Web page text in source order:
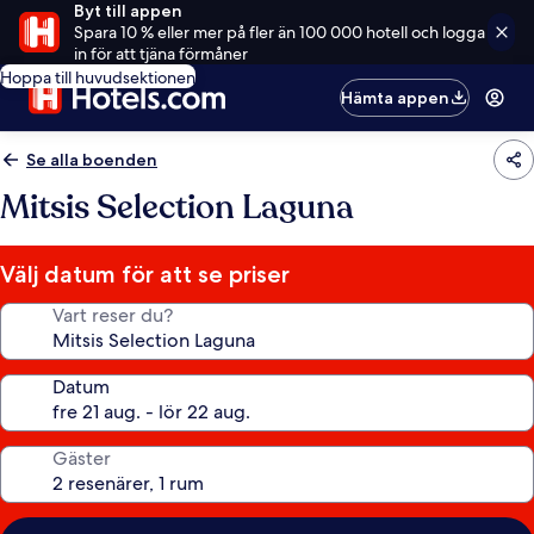
Byt till appen
Spara 10 % eller mer på fler än 100 000 hotell och logga
in för att tjäna förmåner
Hoppa till huvudsektionen
Hämta appen
Se alla boenden
Mitsis Selection Laguna
Välj datum för att se priser
Vart reser du?
Datum
Gäster